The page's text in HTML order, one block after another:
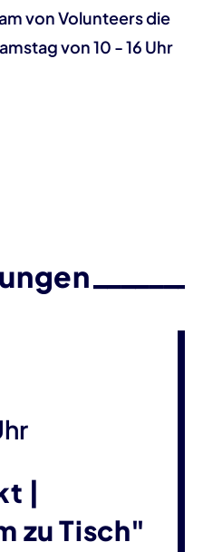
von Volunteers die
von 10 - 16 Uhr
|
zu Tisch"